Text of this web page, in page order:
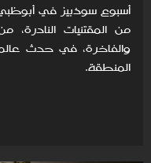
أسبوع سوذبيز في
من المقتنيات النادرة،
والفاخرة، في حدث
المنطقة.